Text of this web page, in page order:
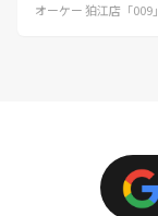
オーケー 狛江店「009」